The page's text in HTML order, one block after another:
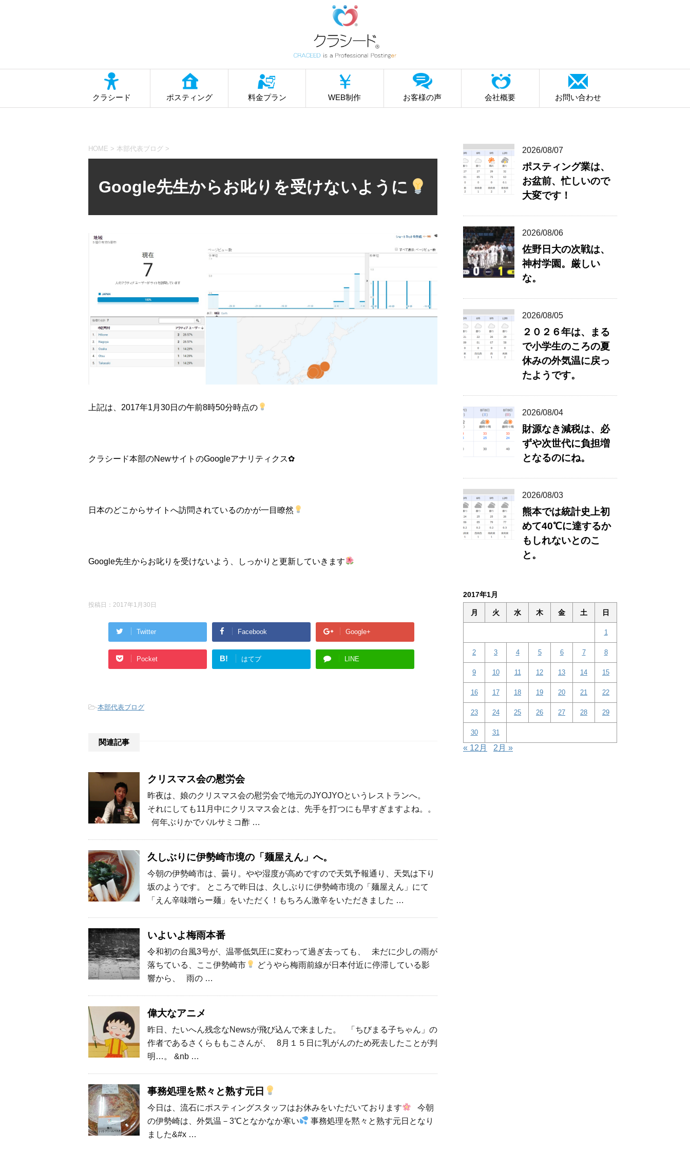
クラシード ポスティング 料金プラン WEB制作 お客様の声 会社概要 お問い合わせ
HOME > 本部代表ブログ >
Google先生からお叱りを受けないように
上記は、2017年1月30日の午前8時50分時点の
クラシード本部のNewサイトのGoogleアナリティクス✿
日本のどこからサイトへ訪問されているのかが一目瞭然
Google先生からお叱りを受けないよう、しっかりと更新していきます
投稿日： 2017年1月30日
Twitter Facebook Google+
Pocket B! はてブ LINE
-本部代表ブログ
関連記事
クリスマス会の慰労会
昨夜は、娘のクリスマス会の慰労会で地元のJYOJYOというレストランへ。
それにしても11月中にクリスマス会とは、先手を打つにも早すぎますよね。。
何年ぶりかでバルサミコ酢 …
久しぶりに伊勢崎市境の「麺屋えん」へ。
今朝の伊勢崎市は、曇り。やや湿度が高めですので天気予報通り、天気は下り
坂のようです。 ところで昨日は、久しぶりに伊勢崎市境の「麺屋えん」にて
「えん辛味噌らー麺」をいただく！もちろん激辛をいただきました …
いよいよ梅雨本番
令和初の台風3号が、温帯低気圧に変わって過ぎ去っても、 未だに少しの雨が
落ちている、ここ伊勢崎市
どうやら梅雨前線が日本付近に停滞している影
響から、 雨の …
偉大なアニメ
昨日、たいへん残念なNewsが飛び込んで来ました。 「ちびまる子ちゃん」の
作者であるさくらももこさんが、 8月１５日に乳がんのため死去したことが判
明…。 &nb …
事務処理を黙々と熟す元日
今日は、流石にポスティングスタッフはお休みをいただいております
今朝
の伊勢崎は、外気温－3℃となかなか寒い
事務処理を黙々と熟す元日となり
ました&#x …
2026/08/07
ポスティング業は、
お盆前、忙しいので
大変です！
2026/08/06
佐野日大の次戦は、
神村学園。厳しい
な。
2026/08/05
２０２６年は、まる
で小学生のころの夏
休みの外気温に戻っ
たようです。
2026/08/04
財源なき減税は、必
ずや次世代に負担増
となるのにね。
2026/08/03
熊本では統計史上初
めて40℃に達するか
もしれないとのこ
と。
2017年1月
月 火 水 木 金 土 日
1
2 3 4 5 6 7 8
9 10 11 12 13 14 15
16 17 18 19 20 21 22
23 24 25 26 27 28 29
30 31
« 12月 2月 »